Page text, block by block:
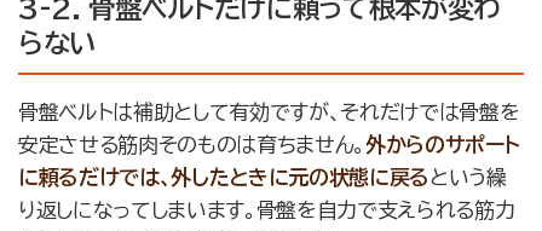
3-2. 骨盤ベルトだけに頼って根本が変わ
らない
骨盤ベルトは補助として有効ですが、それだけでは骨盤を
安定させる筋肉そのものは育ちません。 外からのサポート
に頼るだけでは、外したときに元の状態に戻るという繰
り返しになってしまいます。骨盤を自力で支えられる筋力